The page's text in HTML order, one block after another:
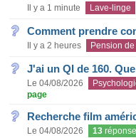
Il y a 1 minute Lave-linge
Comment prendre
Il y a 2 heures Pension
J'ai un QI de 160.
Le 04/08/2026
page
Recherche film
Le 04/08/2026 13